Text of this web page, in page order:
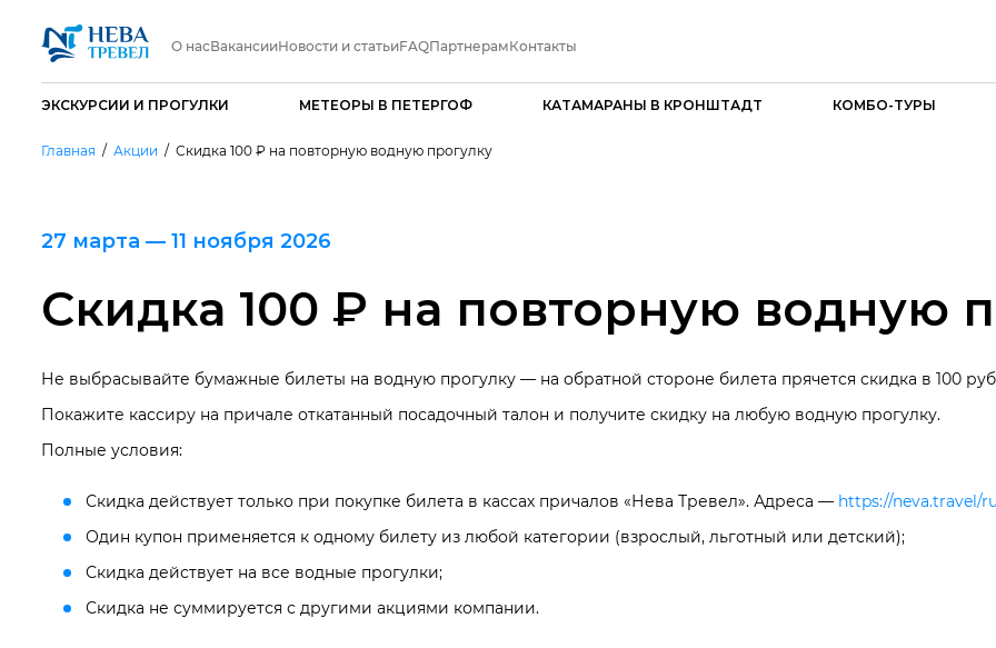
О насВакансииНовости и статьиFAQПартнерамКонтакты
ЭКСКУРСИИ И ПРОГУЛКИ МЕТЕОРЫ В ПЕТЕРГОФ КАТАМАРАНЫ В КРОНШТАДТ КОМБО-ТУРЫ
Главная Акции Скидка 100 ₽ на повторную водную прогулку
27 марта — 11 ноября 2026
Скидка 100 ₽ на повторную водную
Не выбрасывайте бумажные билеты на водную прогулку — на обратной стороне билета прячется скидка в 100
Покажите кассиру на причале откатанный посадочный талон и получите скидку на любую водную прогулку.
Полные условия:
Скидка действует только при покупке билета в кассах причалов «Нева Тревел». Адреса — https://neva.travel/
Один купон применяется к одному билету из любой категории (взрослый, льготный или детский);
Скидка действует на все водные прогулки;
Скидка не суммируется с другими акциями компании.